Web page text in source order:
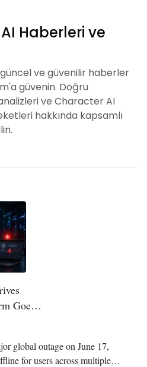
Haberleri ve
ve güvenilir haberler
güvenin. Doğru
ve Character AI
hakkında kapsamlı
Goes
global outage on June 17,
for users across multiple